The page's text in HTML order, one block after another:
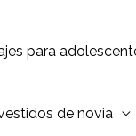
para
de novia